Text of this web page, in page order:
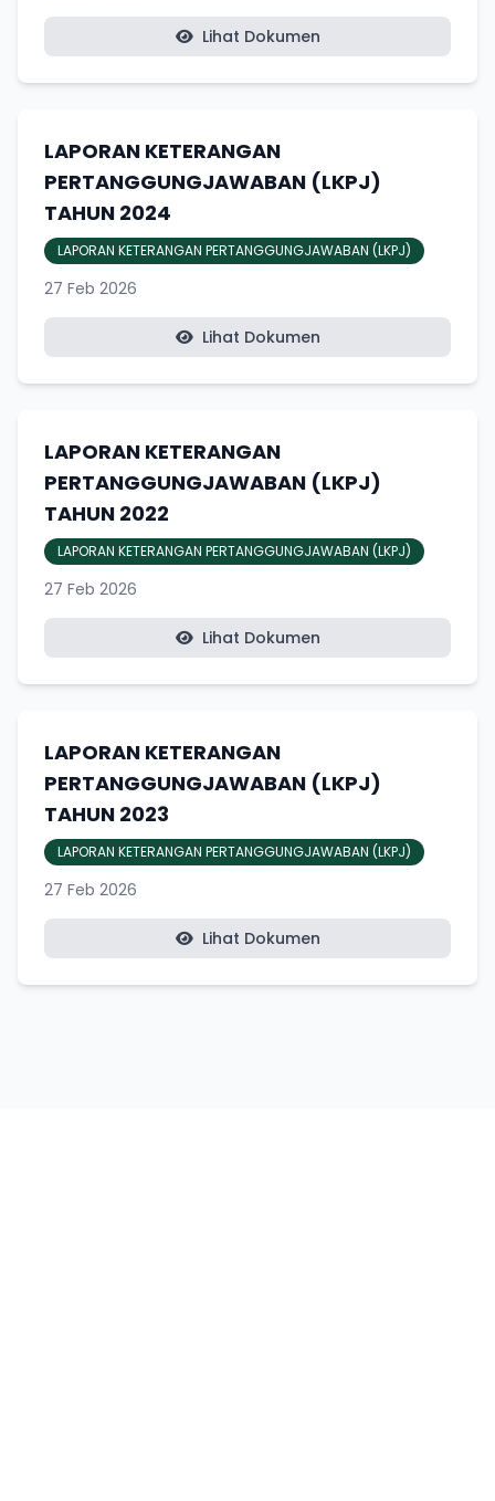
Lihat Dokumen
LAPORAN KETERANGAN
PERTANGGUNGJAWABAN (LKPJ)
TAHUN 2024
LAPORAN KETERANGAN PERTANGGUNGJAWABAN (LKPJ)
27 Feb 2026
Lihat Dokumen
LAPORAN KETERANGAN
PERTANGGUNGJAWABAN (LKPJ)
TAHUN 2022
LAPORAN KETERANGAN PERTANGGUNGJAWABAN (LKPJ)
27 Feb 2026
Lihat Dokumen
LAPORAN KETERANGAN
PERTANGGUNGJAWABAN (LKPJ)
TAHUN 2023
LAPORAN KETERANGAN PERTANGGUNGJAWABAN (LKPJ)
27 Feb 2026
Lihat Dokumen